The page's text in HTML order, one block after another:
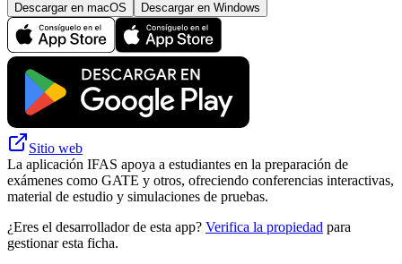
Descargar en macOS Descargar en Windows
Sitio web
La aplicación IFAS apoya a estudiantes en la preparación de
exámenes como GATE y otros, ofreciendo conferencias interactivas,
material de estudio y simulaciones de pruebas.
¿Eres el desarrollador de esta app? Verifica la propiedad para
gestionar esta ficha.